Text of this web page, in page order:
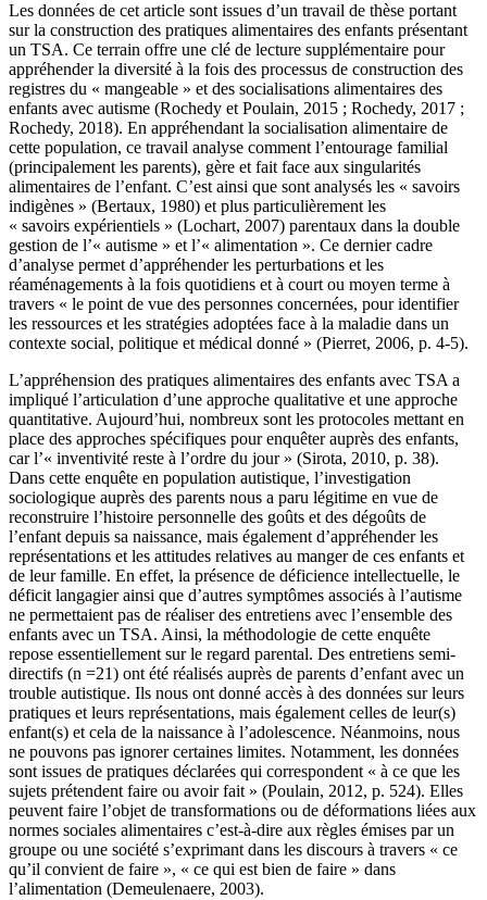
Les données de cet article sont issues d’un travail de thèse portant
sur la construction des pratiques alimentaires des enfants présentant
un TSA. Ce terrain offre une clé de lecture supplémentaire pour
appréhender la diversité à la fois des processus de construction des
registres du « mangeable » et des socialisations alimentaires des
enfants avec autisme (Rochedy et Poulain, 2015 ; Rochedy, 2017 ;
Rochedy, 2018). En appréhendant la socialisation alimentaire de
cette population, ce travail analyse comment l’entourage familial
(principalement les parents), gère et fait face aux singularités
alimentaires de l’enfant. C’est ainsi que sont analysés les « savoirs
indigènes » (Bertaux, 1980) et plus particulièrement les
« savoirs expérientiels » (Lochart, 2007) parentaux dans la double
gestion de l’« autisme » et l’« alimentation ». Ce dernier cadre
d’analyse permet d’appréhender les perturbations et les
réaménagements à la fois quotidiens et à court ou moyen terme à
travers « le point de vue des personnes concernées, pour identifier
les ressources et les stratégies adoptées face à la maladie dans un
contexte social, politique et médical donné » (Pierret, 2006, p. 4-5).
L’appréhension des pratiques alimentaires des enfants avec TSA a
impliqué l’articulation d’une approche qualitative et une approche
quantitative. Aujourd’hui, nombreux sont les protocoles mettant en
place des approches spécifiques pour enquêter auprès des enfants,
car l’« inventivité reste à l’ordre du jour » (Sirota, 2010, p. 38).
Dans cette enquête en population autistique, l’investigation
sociologique auprès des parents nous a paru légitime en vue de
reconstruire l’histoire personnelle des goûts et des dégoûts de
l’enfant depuis sa naissance, mais également d’appréhender les
représentations et les attitudes relatives au manger de ces enfants et
de leur famille. En effet, la présence de déficience intellectuelle, le
déficit langagier ainsi que d’autres symptômes associés à l’autisme
ne permettaient pas de réaliser des entretiens avec l’ensemble des
enfants avec un TSA. Ainsi, la méthodologie de cette enquête
repose essentiellement sur le regard parental. Des entretiens semi-
directifs (n =21) ont été réalisés auprès de parents d’enfant avec un
trouble autistique. Ils nous ont donné accès à des données sur leurs
pratiques et leurs représentations, mais également celles de leur(s)
enfant(s) et cela de la naissance à l’adolescence. Néanmoins, nous
ne pouvons pas ignorer certaines limites. Notamment, les données
sont issues de pratiques déclarées qui correspondent « à ce que les
sujets prétendent faire ou avoir fait » (Poulain, 2012, p. 524). Elles
peuvent faire l’objet de transformations ou de déformations liées aux
normes sociales alimentaires c’est-à-dire aux règles émises par un
groupe ou une société s’exprimant dans les discours à travers « ce
qu’il convient de faire », « ce qui est bien de faire » dans
l’alimentation (Demeulenaere, 2003).